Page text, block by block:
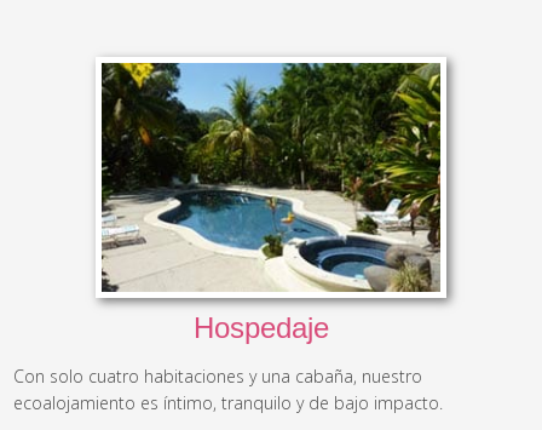
Hospedaje
Con solo cuatro habitaciones y una cabaña, nuestro
ecoalojamiento es íntimo, tranquilo y de bajo impacto.